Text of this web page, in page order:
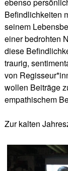
Befindlichkeiten
seinem
einer bedrohten
diese
traurig,
von
wollen Beiträge
empathischem
Zur kalten